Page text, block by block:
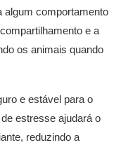
algum comportamento
e a
os animais quando
e estável para o
estresse ajudará o
reduzindo a